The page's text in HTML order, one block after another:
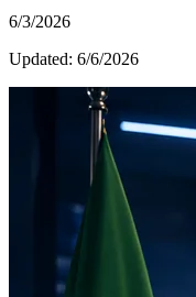
6/3/2026
Updated: 6/6/2026